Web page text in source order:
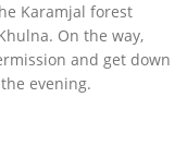
Karamjal forest
On the way,
and get down
the evening.